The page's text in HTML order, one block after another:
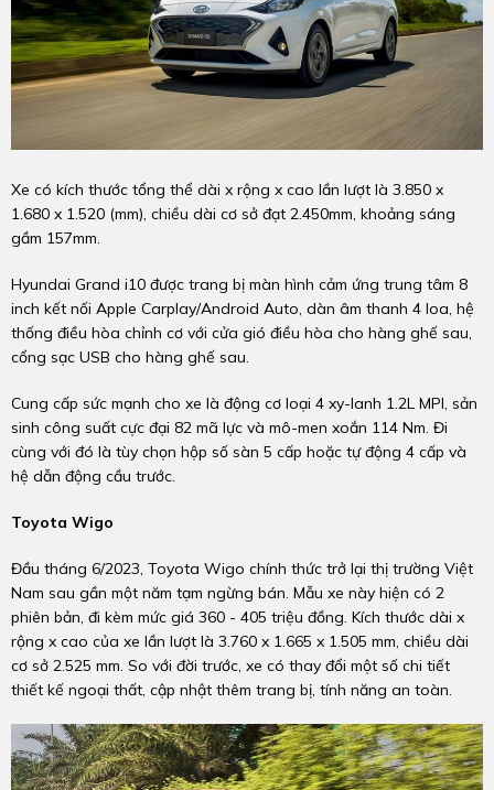
Xe có kích thước tổng thể dài x rộng x cao lần lượt là 3.850 x
1.680 x 1.520 (mm), chiều dài cơ sở đạt 2.450mm, khoảng sáng
gầm 157mm.
Hyundai Grand i10 được trang bị màn hình cảm ứng trung tâm 8
inch kết nối Apple Carplay/Android Auto, dàn âm thanh 4 loa, hệ
thống điều hòa chỉnh cơ với cửa gió điều hòa cho hàng ghế sau,
cổng sạc USB cho hàng ghế sau.
Cung cấp sức mạnh cho xe là động cơ loại 4 xy-lanh 1.2L MPI, sản
sinh công suất cực đại 82 mã lực và mô-men xoắn 114 Nm. Đi
cùng với đó là tùy chọn hộp số sàn 5 cấp hoặc tự động 4 cấp và
hệ dẫn động cầu trước.
Toyota Wigo
Đầu tháng 6/2023, Toyota Wigo chính thức trở lại thị trường Việt
Nam sau gần một năm tạm ngừng bán. Mẫu xe này hiện có 2
phiên bản, đi kèm mức giá 360 - 405 triệu đồng. Kích thước dài x
rộng x cao của xe lần lượt là 3.760 x 1.665 x 1.505 mm, chiều dài
cơ sở 2.525 mm. So với đời trước, xe có thay đổi một số chi tiết
thiết kế ngoại thất, cập nhật thêm trang bị, tính năng an toàn.